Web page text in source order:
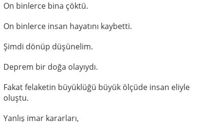
On binlerce bina çöktü.
On binlerce insan hayatını kaybetti.
Şimdi dönüp düşünelim.
Deprem bir doğa olayıydı.
Fakat felaketin büyüklüğü büyük ölçüde insan eliyle
oluştu.
Yanlış imar kararları,